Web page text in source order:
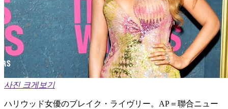
사진 크게보기
ハリウッド女優のブレイク・ライヴリー。AP＝聯合ニュー